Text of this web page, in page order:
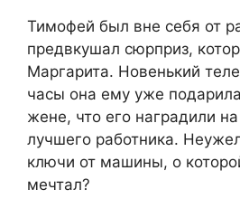
Тимофей был вне себя от
предвкушал сюрприз,
Маргарита. Новенький
часы она ему уже
жене, что его наградили
лучшего работника.
ключи от машины, о
мечтал?